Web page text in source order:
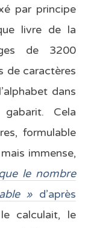
par principe
livre de la
de 3200
de caractères
dans
Cela
formulable
immense,
le nombre
» d’après
calculait, le